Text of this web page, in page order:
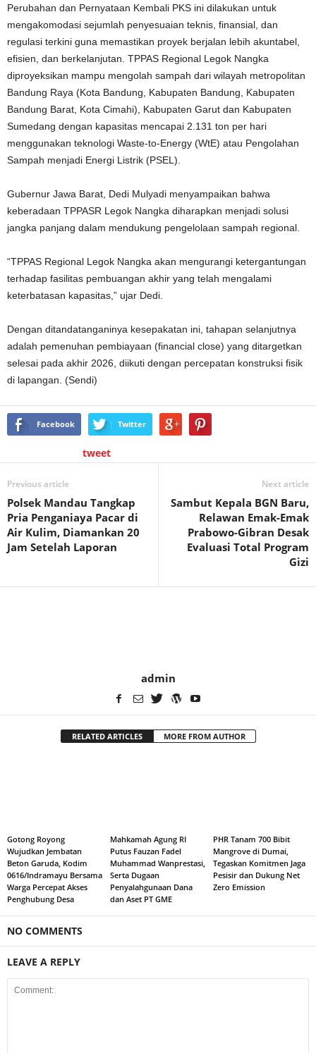
Perubahan dan Pernyataan Kembali PKS ini dilakukan untuk
mengakomodasi sejumlah penyesuaian teknis, finansial, dan
regulasi terkini guna memastikan proyek berjalan lebih akuntabel,
efisien, dan berkelanjutan. TPPAS Regional Legok Nangka
diproyeksikan mampu mengolah sampah dari wilayah metropolitan
Bandung Raya (Kota Bandung, Kabupaten Bandung, Kabupaten
Bandung Barat, Kota Cimahi), Kabupaten Garut dan Kabupaten
Sumedang dengan kapasitas mencapai 2.131 ton per hari
menggunakan teknologi Waste-to-Energy (WtE) atau Pengolahan
Sampah menjadi Energi Listrik (PSEL).
Gubernur Jawa Barat, Dedi Mulyadi menyampaikan bahwa
keberadaan TPPASR Legok Nangka diharapkan menjadi solusi
jangka panjang dalam mendukung pengelolaan sampah regional.
“TPPAS Regional Legok Nangka akan mengurangi ketergantungan
terhadap fasilitas pembuangan akhir yang telah mengalami
keterbatasan kapasitas,” ujar Dedi.
Dengan ditandatanganinya kesepakatan ini, tahapan selanjutnya
adalah pemenuhan pembiayaan (financial close) yang ditargetkan
selesai pada akhir 2026, diikuti dengan percepatan konstruksi fisik
di lapangan. (Sendi)
Facebook Twitter
tweet
Previous article
Polsek Mandau Tangkap
Pria Penganiaya Pacar di
Air Kulim, Diamankan 20
Jam Setelah Laporan
Next article
Sambut Kepala BGN Baru,
Relawan Emak-Emak
Prabowo-Gibran Desak
Evaluasi Total Program
Gizi
admin
RELATED ARTICLES MORE FROM AUTHOR
Gotong Royong
Wujudkan Jembatan
Beton Garuda, Kodim
0616/Indramayu Bersama
Warga Percepat Akses
Penghubung Desa
Mahkamah Agung RI
Putus Fauzan Fadel
Muhammad Wanprestasi,
Serta Dugaan
Penyalahgunaan Dana
dan Aset PT GME
PHR Tanam 700 Bibit
Mangrove di Dumai,
Tegaskan Komitmen Jaga
Pesisir dan Dukung Net
Zero Emission
NO COMMENTS
LEAVE A REPLY